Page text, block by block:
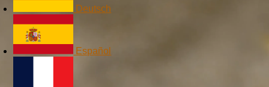
Deutsch
Español